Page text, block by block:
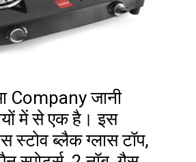
Company जानी
में से एक है। इस
स्टोव ब्लैक ग्लास टॉप,